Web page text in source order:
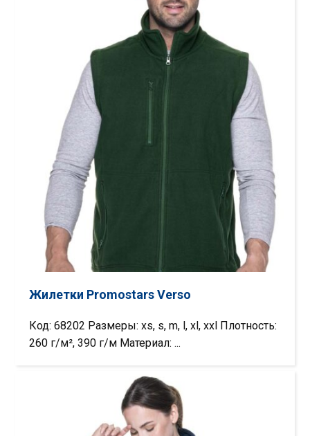
Жилетки Promostars Verso
Код: 68202 Размеры: xs, s, m, l, xl, xxl Плотность:
260 г/м², 390 г/м Материал: ...